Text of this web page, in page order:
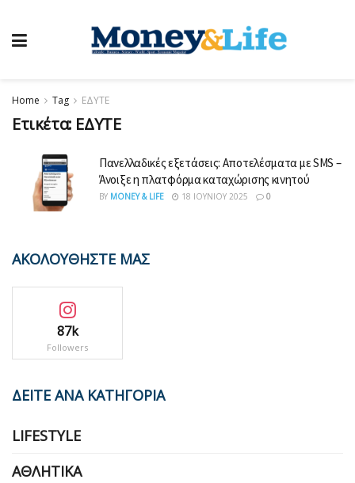
Home Tag ΕΔΥΤΕ
Ετικέτα: ΕΔΥΤΕ
Πανελλαδικές εξετάσεις: Αποτελέσματα με SMS –
Άνοιξε η πλατφόρμα καταχώρισης κινητού
BY MONEY & LIFE 18 ΙΟΥΝΊΟΥ 2025 0
ΑΚΟΛΟΥΘΗΣΤΕ ΜΑΣ
87k
Followers
ΔΕΙΤΕ ΑΝΑ ΚΑΤΗΓΟΡΙΑ
LIFESTYLE
ΑΘΛΗΤΙΚΆ